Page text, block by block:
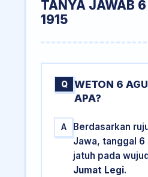
TANYA JAWAB
1915
Q
WETON 6
APA?
A
Berdasarkan
Jawa, tanggal 6
jatuh pada
Jumat Legi.